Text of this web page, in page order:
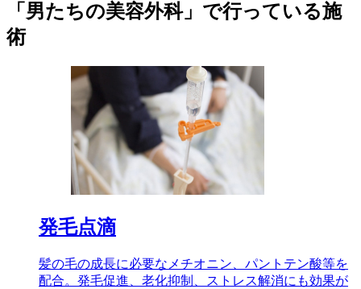
「男たちの美容外科」で行っている施
術
発毛点滴
髪の毛の成長に必要なメチオニン、パントテン酸等を
配合。発毛促進、老化抑制、ストレス解消にも効果が